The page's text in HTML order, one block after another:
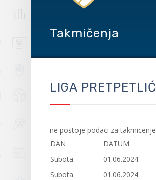
Takmičenja
LIGA
ne postoje podaci za takmicenje
DAN
DATUM
Subota
01.06.2024.
Subota
01.06.2024.